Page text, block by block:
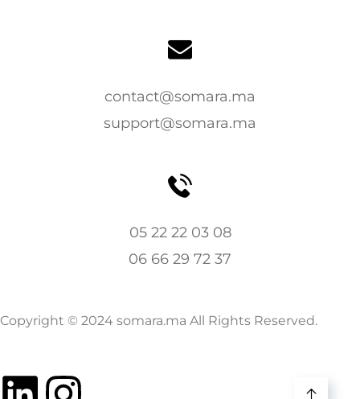
contact@somara.ma
support@somara.ma
05 22 22 03 08
06 66 29 72 37
Copyright © 2024 somara.ma All Rights Reserved.